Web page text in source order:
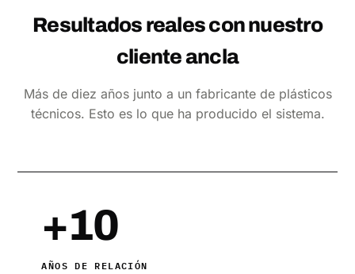
Resultados reales con nuestro
cliente ancla
Más de diez años junto a un fabricante de plásticos
técnicos. Esto es lo que ha producido el sistema.
+10
AÑOS DE RELACIÓN